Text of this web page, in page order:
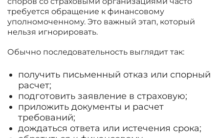
требуется обращение к финансовому
уполномоченному. Это важный этап, который
нельзя игнорировать.
Обычно последовательность выглядит так:
получить письменный отказ или спорный
расчет;
подготовить заявление в страховую;
приложить документы и расчет
требований;
дождаться ответа или истечения срока;